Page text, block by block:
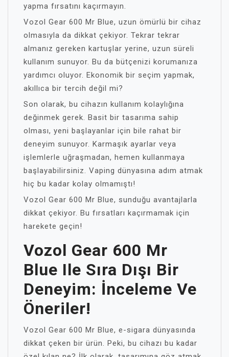
yapma fırsatını kaçırmayın.
Vozol Gear 600 Mr Blue, uzun ömürlü bir cihaz
olmasıyla da dikkat çekiyor. Tekrar tekrar
almanız gereken kartuşlar yerine, uzun süreli
kullanım sunuyor. Bu da bütçenizi korumanıza
yardımcı oluyor. Ekonomik bir seçim yapmak,
akıllıca bir tercih değil mi?
Son olarak, bu cihazın kullanım kolaylığına
değinmek gerek. Basit bir tasarıma sahip
olması, yeni başlayanlar için bile rahat bir
deneyim sunuyor. Karmaşık ayarlar veya
işlemlerle uğraşmadan, hemen kullanmaya
başlayabilirsiniz. Vaping dünyasına adım atmak
hiç bu kadar kolay olmamıştı!
Vozol Gear 600 Mr Blue, sunduğu avantajlarla
dikkat çekiyor. Bu fırsatları kaçırmamak için
harekete geçin!
Vozol Gear 600 Mr
Blue Ile Sıra Dışı Bir
Deneyim: İnceleme Ve
Öneriler!
Vozol Gear 600 Mr Blue, e-sigara dünyasında
dikkat çeken bir ürün. Peki, bu cihazı bu kadar